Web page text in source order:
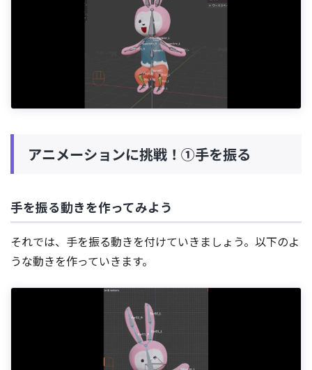
アニメーションに挑戦！①手を振る
手を振る動きを作ってみよう
それでは、手を振る動きを付けていきましょう。以下のよ
うな動きを作っていきます。